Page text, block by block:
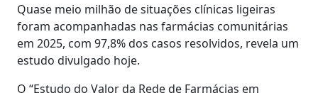
Quase meio milhão de situações clínicas ligeiras
foram acompanhadas nas farmácias comunitárias
em 2025, com 97,8% dos casos resolvidos, revela um
estudo divulgado hoje.
O “Estudo do Valor da Rede de Farmácias em